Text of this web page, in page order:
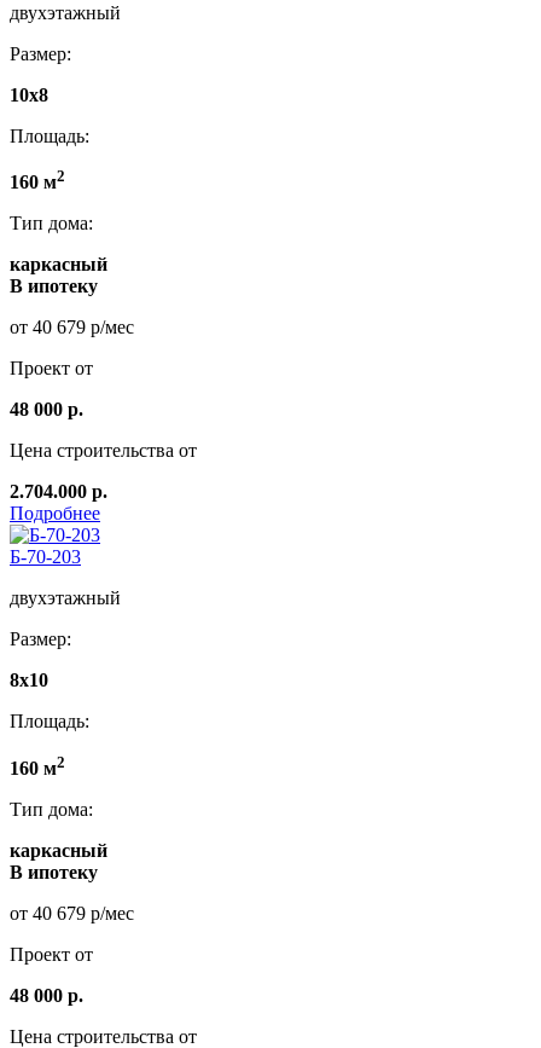
двухэтажный
Размер:
10х8
Площадь:
160 м2
Тип дома:
каркасный
В ипотеку
от 40 679 р/мес
Проект от
48 000 р.
Цена строительства от
2.704.000 р.
Подробнее
Б-70-203
двухэтажный
Размер:
8x10
Площадь:
160 м2
Тип дома:
каркасный
В ипотеку
от 40 679 р/мес
Проект от
48 000 р.
Цена строительства от